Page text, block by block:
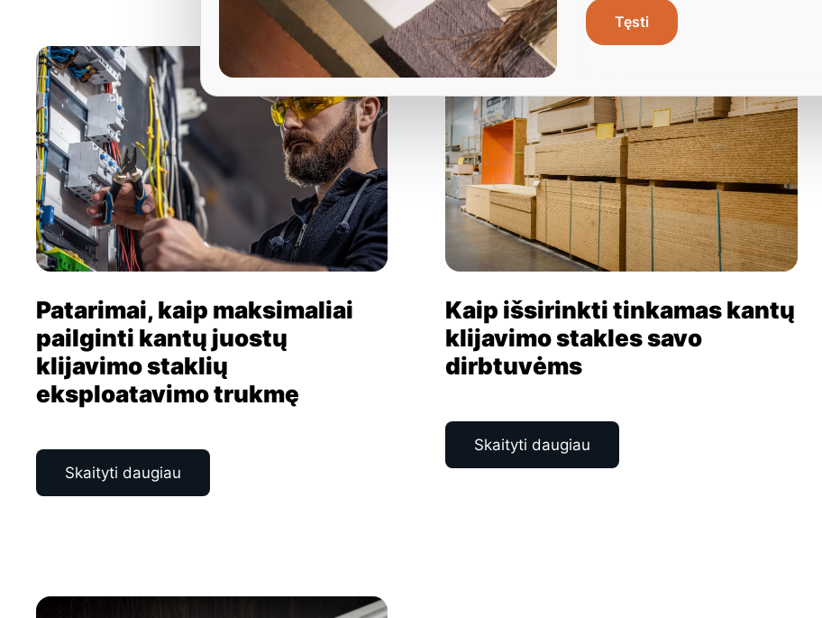
Patarimai, kaip maksimaliai
pailginti kantų juostų
klijavimo staklių
eksploatavimo trukmę
Skaityti daugiau
Kaip išsirinkti tinkamas kantų
klijavimo stakles savo
dirbtuvėms
Skaityti daugiau
Tęsti